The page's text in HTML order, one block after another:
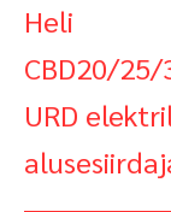
Heli
CBD20/25/
URD